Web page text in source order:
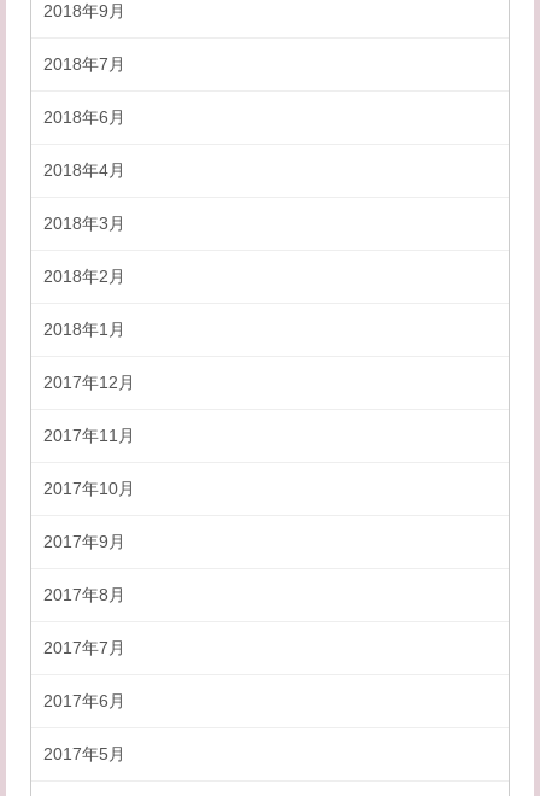
2018年9月
2018年7月
2018年6月
2018年4月
2018年3月
2018年2月
2018年1月
2017年12月
2017年11月
2017年10月
2017年9月
2017年8月
2017年7月
2017年6月
2017年5月